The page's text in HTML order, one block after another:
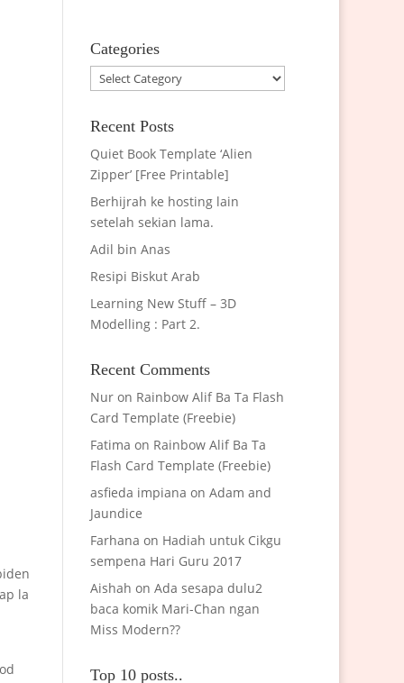
la
Categories
Categories
Recent Posts
Quiet Book Template ‘Alien
Zipper’ [Free Printable]
Berhijrah ke hosting lain
setelah sekian lama.
Adil bin Anas
Resipi Biskut Arab
Learning New Stuff – 3D
Modelling : Part 2.
Recent Comments
Nur on Rainbow Alif Ba Ta Flash
Card Template (Freebie)
Fatima on Rainbow Alif Ba Ta
Flash Card Template (Freebie)
asfieda impiana onAdam and
Jaundice
Farhana on Hadiah untuk Cikgu
sempena Hari Guru 2017
Aishah onAda sesapa dulu2
baca komik Mari-Chan ngan
Miss Modern??
Top 10 posts..